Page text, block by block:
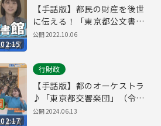
02:15
【手話版】都民の財産を後世
に伝える！「東京都公文書
館」（令和4年10月1日 東京ウ
公開2022.10.06
02:17
行財政
【手話版】都のオーケストラ
♪「東京都交響楽団」（令和6
年4月19日 東京ウィークリー
公開2024.06.13